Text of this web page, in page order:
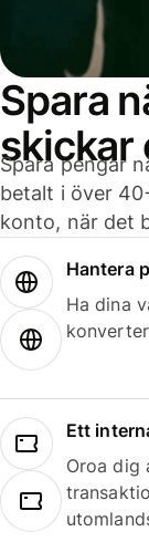
Spara
skickar
Spara pengar
betalt i över
konto, när det
Hantera
Ha dina
Ett
Oroa dig